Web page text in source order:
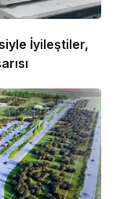
İyileştiler,